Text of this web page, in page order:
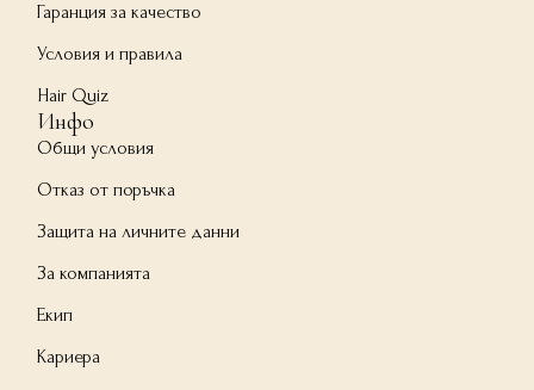
Гаранция за качество
Условия и правила
Hair Quiz
Инфо
Общи условия
Отказ от поръчка
Защита на личните данни
За компанията
Екип
Кариера